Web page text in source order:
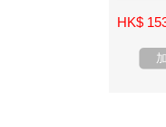
HK$